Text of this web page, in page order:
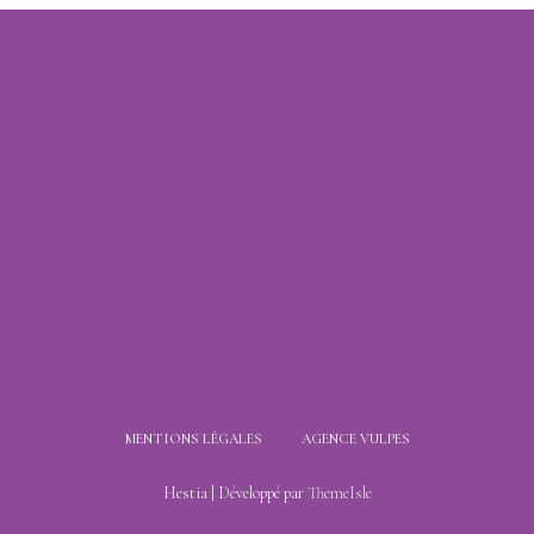
MENTIONS LÉGALES AGENCE VULPES
Hestia | Développé parThemeIsle